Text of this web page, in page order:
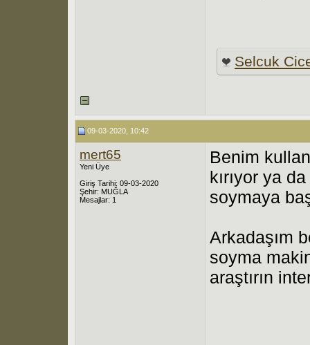
Selcuk
09-03-2020, 10:42
mert65
Yeni Üye
Giriş Tarihi: 09-03-2020
Şehir: MUĞLA
Mesajlar: 1
Benim
kırıyor ya
soymaya
Arkadaşım
soyma
araştırın